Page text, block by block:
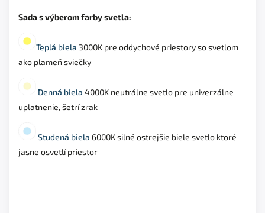
Sada s výberom farby svetla:
Teplá biela 3000K pre oddychové priestory so svetlom
ako plameň sviečky
Denná biela 4000K neutrálne svetlo pre univerzálne
uplatnenie, šetrí zrak
Studená biela 6000K silné ostrejšie biele svetlo ktoré
jasne osvetlí priestor